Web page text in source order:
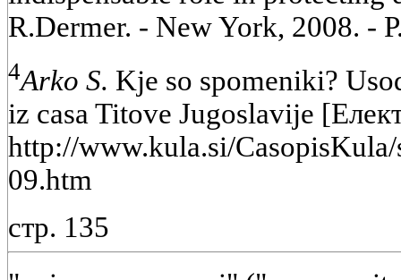
R.Dermer. - New York, 2008. -
4Arko S. Kje so spomeniki?
iz casa Titove Jugoslavije
http://www.kula.si/
09.htm
стр. 135